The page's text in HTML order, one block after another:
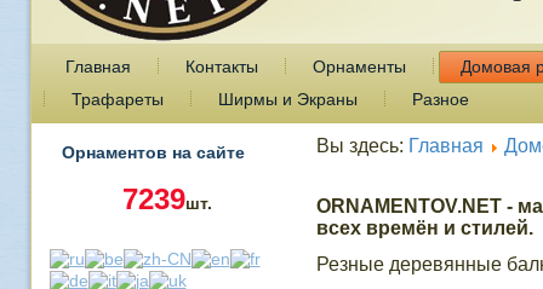
Главная Контакты Орнаменты
Домовая
Трафареты
Ширмы и Экраны Разное
Орнаментов на сайте
7239шт.
Вы здесь: Главная
ORNAMENTOV.NET -
всех времён и стилей.
Резные деревянные